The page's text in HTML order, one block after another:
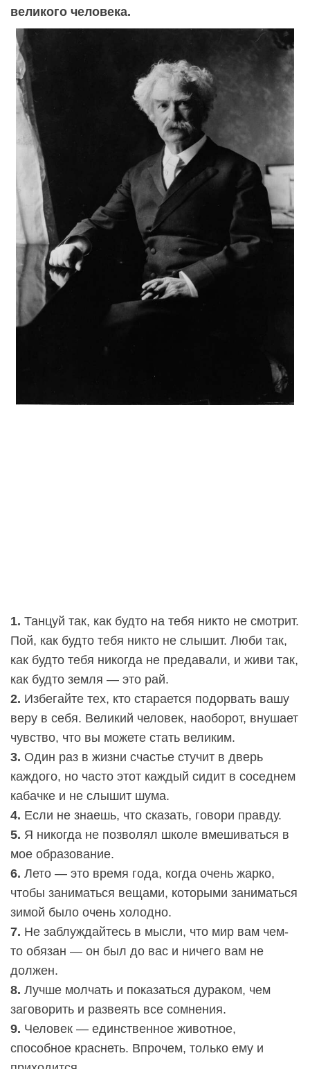
великого человека.
1. Танцуй так, как будто на тебя никто не смотрит.
Пой, как будто тебя никто не слышит. Люби так,
как будто тебя никогда не предавали, и живи так,
как будто земля — это рай.
2. Избегайте тех, кто старается подорвать вашу
веру в себя. Великий человек, наоборот, внушает
чувство, что вы можете стать великим.
3. Один раз в жизни счастье стучит в дверь
каждого, но часто этот каждый сидит в соседнем
кабачке и не слышит шума.
4. Если не знаешь, что сказать, говори правду.
5. Я никогда не позволял школе вмешиваться в
мое образование.
6. Лето — это время года, когда очень жарко,
чтобы заниматься вещами, которыми заниматься
зимой было очень холодно.
7. Не заблуждайтесь в мысли, что мир вам чем-
то обязан — он был до вас и ничего вам не
должен.
8. Лучше молчать и показаться дураком, чем
заговорить и развеять все сомнения.
9. Человек — единственное животное,
способное краснеть. Впрочем, только ему и